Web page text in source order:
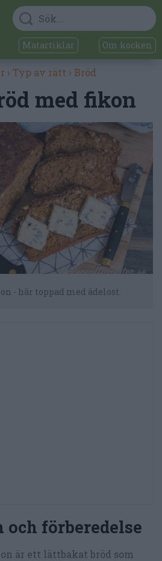
Matartiklar Om kocken
› Typ av rätt › Bröd
med fikon
- här toppad med ädelost.
förberedelse
är ett lättbakat bröd som